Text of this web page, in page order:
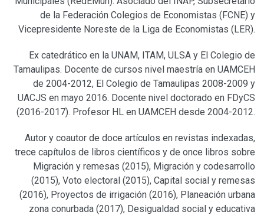
de la Federación Colegios de Economistas (FCNE) y
Vicepresidente Noreste de la Liga de Economistas (LER).
Ex catedrático en la UNAM, ITAM, ULSA y El Colegio de
Tamaulipas. Docente de cursos nivel maestría en UAMCEH
de 2004-2012, El Colegio de Tamaulipas 2008-2009 y
UACJS en mayo 2016. Docente nivel doctorado en FDyCS
(2016-2017). Profesor HL en UAMCEH desde 2004-2012.
Autor y coautor de doce artículos en revistas indexadas,
trece capítulos de libros científicos y de once libros sobre
Migración y remesas (2015), Migración y codesarrollo
(2015), Voto electoral (2015), Capital social y remesas
(2016), Proyectos de irrigación (2016), Planeación urbana
zona conurbada (2017), Desigualdad social y educativa